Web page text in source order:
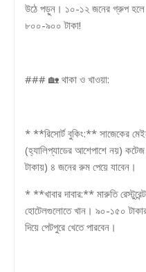
উঠে পড়ুন। ১০-১২ জনের গ্রুপ হলে
৮০০-৯০০ টাকা!
### 🏡 থাকা ও খাওয়া:
* **রিসোর্ট বুকিং:** সাজেকের
(হ্যালিপ্যাডের আশেপাশে নয়)
টাকায়) ৪ জনের রুম পেয়ে যাবেন।
* **খাবার দাবার:** মারুতি
হোটেলগুলোতে খান। ৯০-১৫০
দিয়ে পেটপুরে খেতে পারবেন।